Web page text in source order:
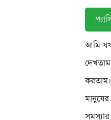
আমি